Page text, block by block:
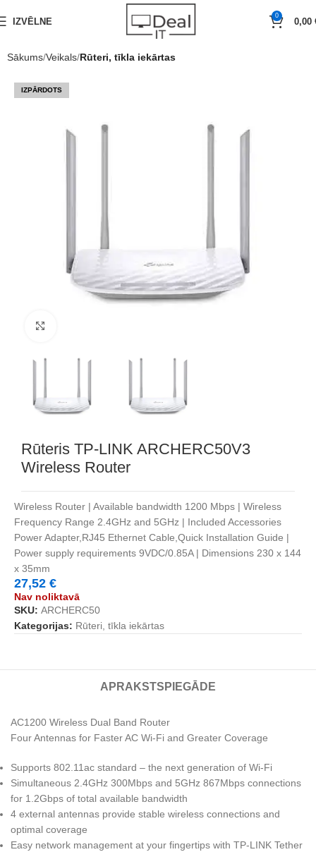
IZVĒLNE
0
0,00
Sākums Veikals Rūteri, tīkla iekārtas
IZPĀRDOTS
Rūteris TP-LINK ARCHERC50V3
Wireless Router
Wireless Router | Available bandwidth 1200 Mbps | Wireless
Frequency Range 2.4GHz and 5GHz | Included Accessories
Power Adapter,RJ45 Ethernet Cable,Quick Installation Guide |
Power supply requirements 9VDC/0.85A | Dimensions 230 x 144
x 35mm
27,52 €
Nav noliktavā
SKU: ARCHERC50
Kategorijas: Rūteri, tīkla iekārtas
APRAKSTS PIEGĀDE
AC1200 Wireless Dual Band Router
Four Antennas for Faster AC Wi-Fi and Greater Coverage
Supports 802.11ac standard – the next generation of Wi-Fi
Simultaneous 2.4GHz 300Mbps and 5GHz 867Mbps connections
for 1.2Gbps of total available bandwidth
4 external antennas provide stable wireless connections and
optimal coverage
Easy network management at your fingertips with TP-LINK Tether